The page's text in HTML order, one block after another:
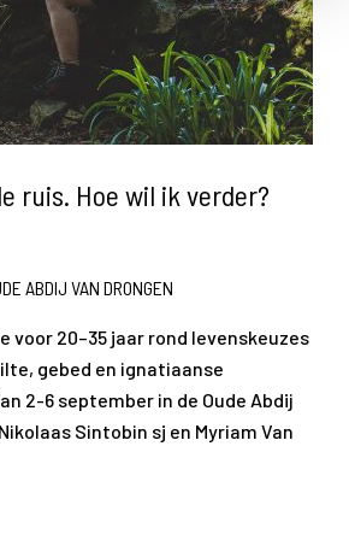
ruis. Hoe wil ik verder?
ABDIJ VAN DRONGEN
voor 20–35 jaar rond levenskeuzes
gebed en ignatiaanse
2-6 september in de Oude Abdij
Sintobin sj en Myriam Van